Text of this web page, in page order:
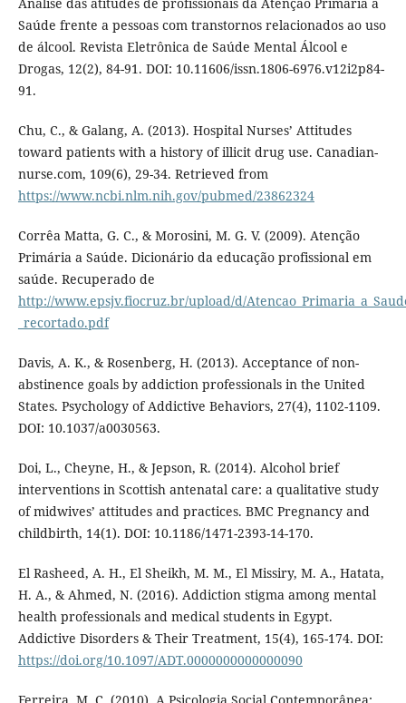
Saúde frente a pessoas com transtornos relacionados ao uso
de álcool. Revista Eletrônica de Saúde Mental Álcool e
Drogas, 12(2), 84-91. DOI: 10.11606/issn.1806-6976.v12i2p84-
91.
Chu, C., & Galang, A. (2013). Hospital Nurses’ Attitudes
toward patients with a history of illicit drug use. Canadian-
nurse.com, 109(6), 29-34. Retrieved from
https://www.ncbi.nlm.nih.gov/pubmed/23862324
Corrêa Matta, G. C., & Morosini, M. G. V. (2009). Atenção
Primária a Saúde. Dicionário da educação profissional em
saúde. Recuperado de
http://www.epsjv.fiocruz.br/upload/d/
_recortado.pdf
Davis, A. K., & Rosenberg, H. (2013). Acceptance of non-
abstinence goals by addiction professionals in the United
States. Psychology of Addictive Behaviors, 27(4), 1102-1109.
DOI: 10.1037/a0030563.
Doi, L., Cheyne, H., & Jepson, R. (2014). Alcohol brief
interventions in Scottish antenatal care: a qualitative study
of midwives’ attitudes and practices. BMC Pregnancy and
childbirth, 14(1). DOI: 10.1186/1471-2393-14-170.
El Rasheed, A. H., El Sheikh, M. M., El Missiry, M. A., Hatata,
H. A., & Ahmed, N. (2016). Addiction stigma among mental
health professionals and medical students in Egypt.
Addictive Disorders & Their Treatment, 15(4), 165-174. DOI:
https://doi.org/10.1097/ADT.0000000000000090